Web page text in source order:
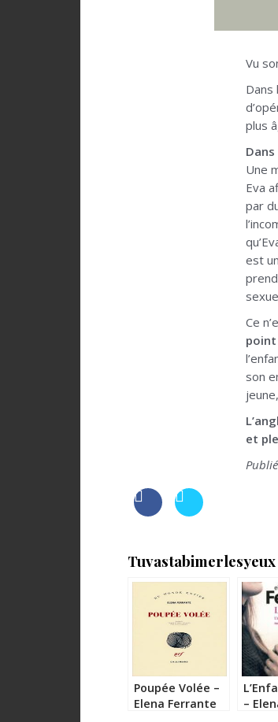
Vu
Dans
plus
Une
Eva
par
est
Ce
point
son
et
Poupée Volée –
Elena Ferrante
–